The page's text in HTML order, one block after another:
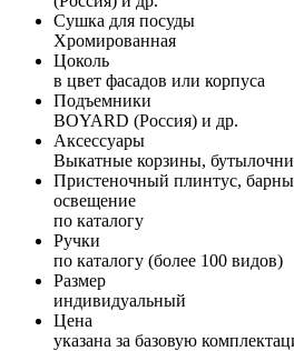
Сушка для посуды
Хромированная
Цоколь
в цвет фасадов или корпуса
Подъемники
BOYARD (Россия) и др.
Аксессуары
Выкатные корзины,
Пристеночный плинтус,
освещение
по каталогу
Ручки
по каталогу (более 100 видов)
Размер
индивидуальный
Цена
указана за базовую